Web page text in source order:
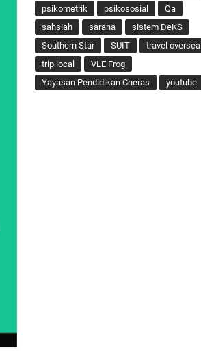
psikometrik
psikososial
Qa
sahsiah
sarana
sistem DeKS
Southern Star
SUIT
travel oversea
trip local
VLE Frog
Yayasan Pendidikan Cheras
youtube